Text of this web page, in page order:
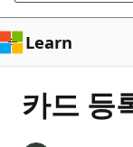
Learn
카드 등